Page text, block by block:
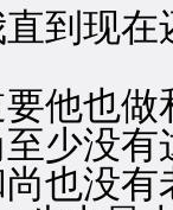
现在
他也做
少没有
没有